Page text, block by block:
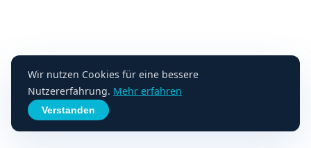
Wir nutzen Cookies für eine bessere
Nutzererfahrung. Mehr erfahren
Verstanden